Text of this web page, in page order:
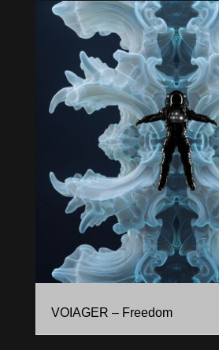
VOIAGER – Freedom